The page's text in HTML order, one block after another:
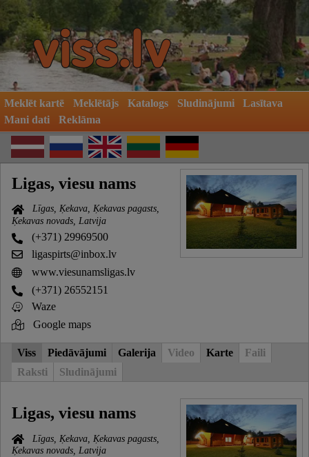
Meklēt kartē Meklētājs Katalogs Sludinājumi
Lasītava
Mani dati
Reklāma
Ligas, viesu nams
Līgas, Ķekava, Ķekavas pagasts,
Ķekavas novads, Latvija
(+371) 29969500
ligaspirts@inbox.lv
www.viesunamsligas.lv
(+371) 26552151
Waze
Google maps
Viss Piedāvājumi Galerija Video Karte
Faili
Raksti
Sludinājumi
Ligas, viesu nams
Līgas, Ķekava, Ķekavas pagasts,
Ķekavas novads, Latvija